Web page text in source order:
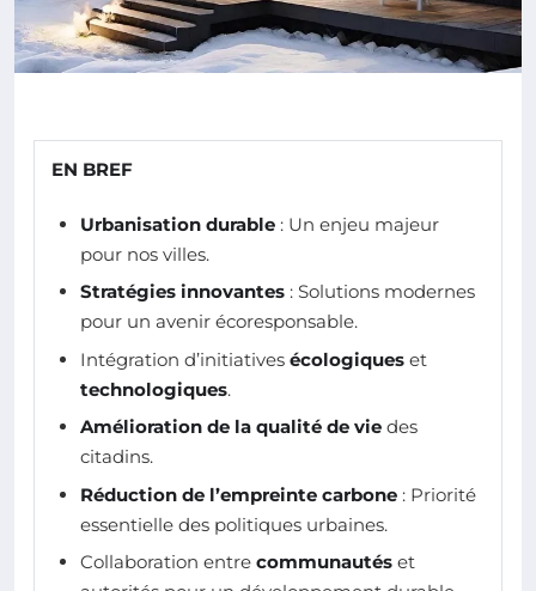
EN BREF
Urbanisation durable : Un enjeu majeur
pour nos villes.
Stratégies innovantes : Solutions modernes
pour un avenir écoresponsable.
Intégration d’initiatives écologiques et
technologiques.
Amélioration de la qualité de vie des
citadins.
Réduction de l’empreinte carbone : Priorité
essentielle des politiques urbaines.
Collaboration entre communautés et